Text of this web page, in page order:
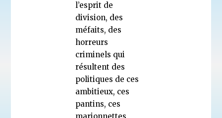
l’esprit de
division, des
méfaits, des
horreurs
criminels qui
résultent des
politiques de ces
ambitieux, ces
pantins, ces